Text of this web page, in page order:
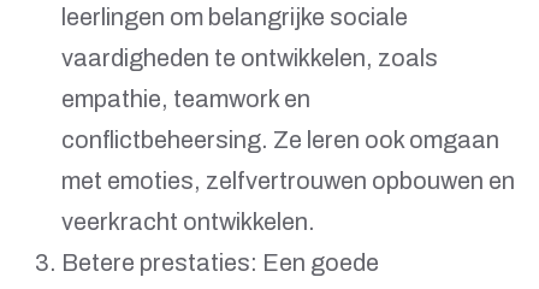
leerlingen om belangrijke sociale
vaardigheden te ontwikkelen, zoals
empathie, teamwork en
conflictbeheersing. Ze leren ook omgaan
met emoties, zelfvertrouwen opbouwen en
veerkracht ontwikkelen.
Betere prestaties: Een goede